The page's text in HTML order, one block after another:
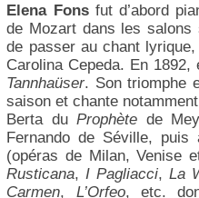
Elena Fonsfut d’abord
de Mozart dans les salons
de passer au chant
Carolina Cepeda. En
Tannhaüser. Son triomphe
saison et chante
Berta duProphète de
Fernando de Séville,
(opéras de Milan, Venise
Rusticana, I Pagliacci,La
Carmen, L’Orfeo, etc.